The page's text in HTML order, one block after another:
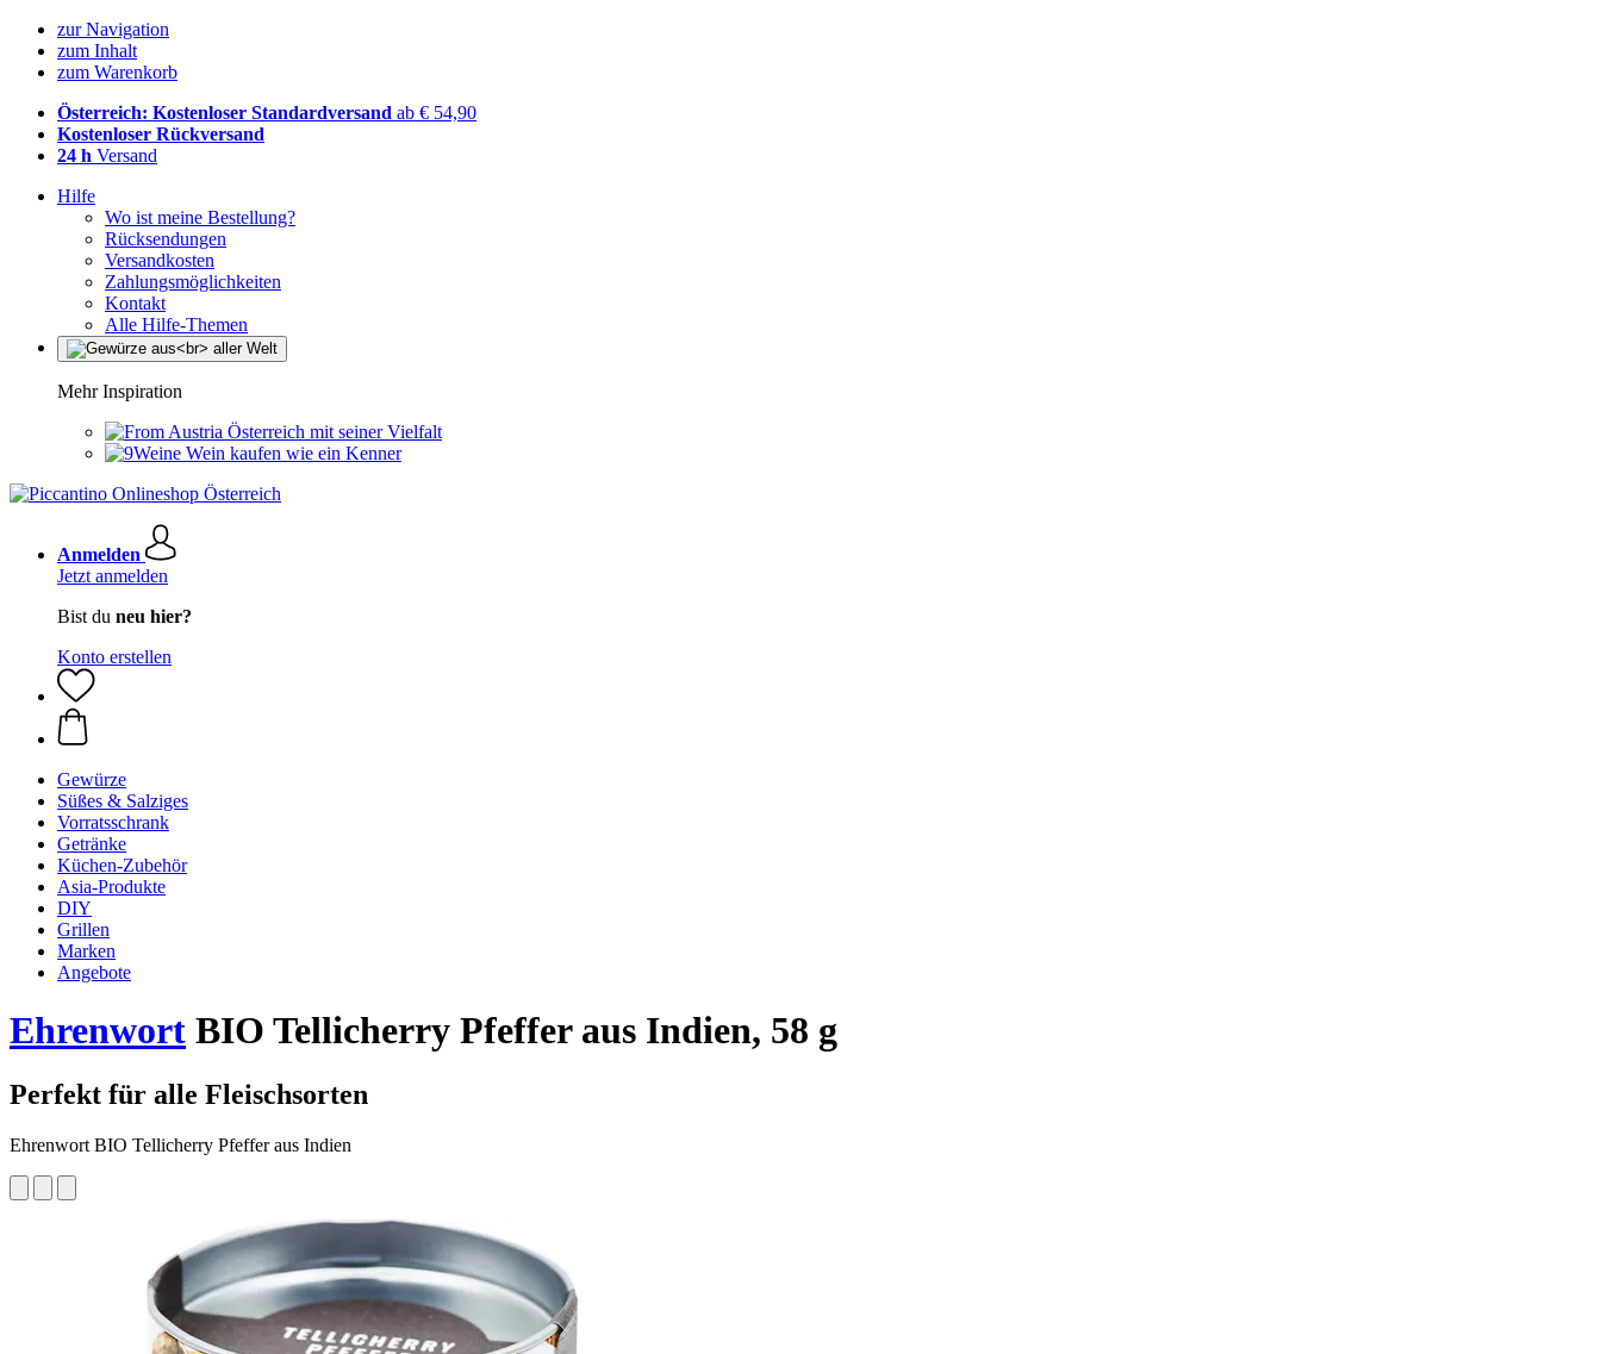
zur Navigation
zum Inhalt
zum Warenkorb
Österreich: Kostenloser Standardversand ab € 54,90
Kostenloser Rückversand
24 h Versand
Hilfe
Wo ist meine Bestellung?
Rücksendungen
Versandkosten
Zahlungsmöglichkeiten
Kontakt
Alle Hilfe-Themen
Mehr Inspiration
Österreich mit seiner Vielfalt
Wein kaufen wie ein Kenner
Anmelden
Jetzt anmelden
Bist du neu hier?
Konto erstellen
Gewürze
Süßes & Salziges
Vorratsschrank
Getränke
Küchen-Zubehör
Asia-Produkte
DIY
Grillen
Marken
Angebote
Ehrenwort BIO Tellicherry Pfeffer aus Indien, 58 g
Perfekt für alle Fleischsorten
Ehrenwort BIO Tellicherry Pfeffer aus Indien